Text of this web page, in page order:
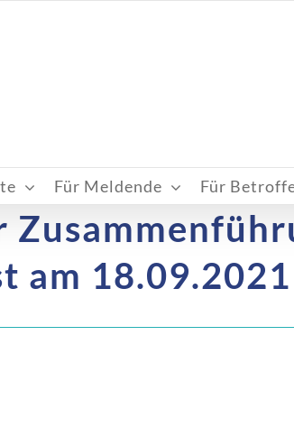
Für Meldende Für
am